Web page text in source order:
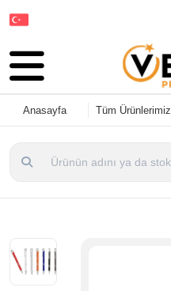
Anasayfa Tüm Ürünlerimiz